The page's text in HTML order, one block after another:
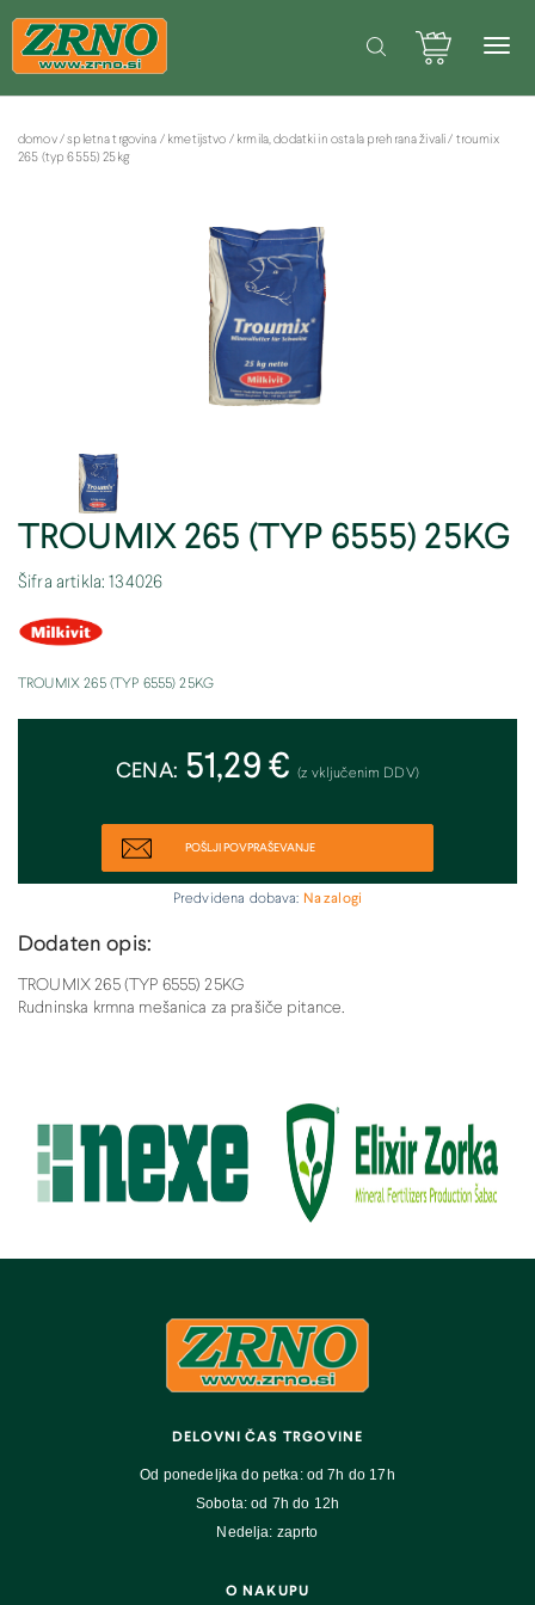
POTREBUJETE POMOČ PRI SPLETNEM NAKUPU? Pišite na: info@zrno.si
domov /spletna trgovina / kmetijstvo / krmila, dodatki in ostala prehrana živali/ troumix
265 (typ 6555) 25kg
TROUMIX 265 (TYP 6555) 25KG
Šifra artikla: 134026
TROUMIX 265 (TYP 6555) 25KG
CENA: 51,29 €(z vključenim DDV)
POŠLJI POVPRAŠEVANJE
Predvidena dobava: Na zalogi
Dodaten opis:
TROUMIX 265 (TYP 6555) 25KG
Rudninska krmna mešanica za prašiče pitance.
DELOVNI ČAS TRGOVINE
Od ponedeljka do petka: od 7h do 17h
Sobota: od 7h do 12h
Nedelja: zaprto
O NAKUPU